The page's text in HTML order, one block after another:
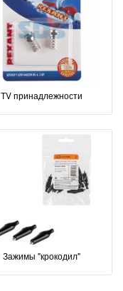
ТV принадлежности
Зажимы "крокодил"